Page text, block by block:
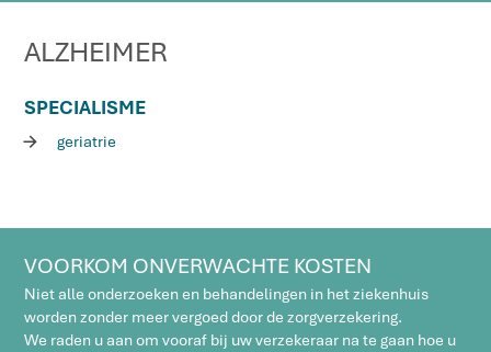
ALZHEIMER
SPECIALISME
R geriatrie
VOORKOM ONVERWACHTE KOSTEN
Niet alle onderzoeken en behandelingen in het ziekenhuis
worden zonder meer vergoed door de zorgverzekering.
We raden u aan om vooraf bij uw verzekeraar na te gaan hoe u